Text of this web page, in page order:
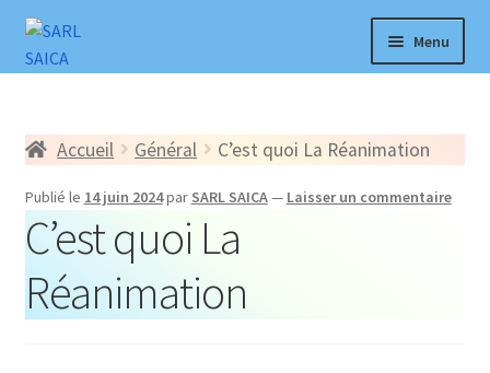
Aller
à
Aller
au
Menu
Produits
Explorer
Actualités
Accueil Général C’est quoi La Réanimation
Publié le 14 juin 2024par SARL SAICA— Laisser un commentaire
C’est quoi La
Réanimation